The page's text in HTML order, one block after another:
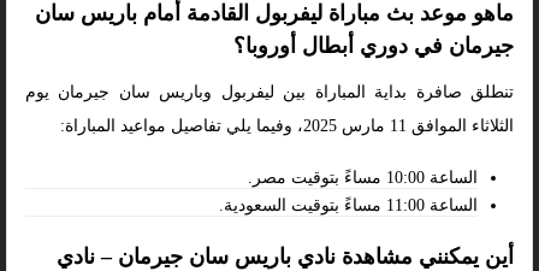
ماهو موعد بث مباراة ليفربول القادمة أمام باريس سان
جيرمان في دوري أبطال أوروبا؟
تنطلق صافرة بداية المباراة بين ليفربول وباريس سان جيرمان يوم
الثلاثاء الموافق 11 مارس 2025، وفيما يلي تفاصيل مواعيد المباراة:
الساعة 10:00 مساءً بتوقيت مصر.
الساعة 11:00 مساءً بتوقيت السعودية.
أين يمكنني مشاهدة نادي باريس سان جيرمان – نادي